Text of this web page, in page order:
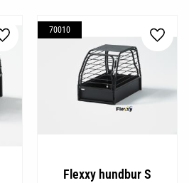
Lägg till i favoriter
Flexxy hundbur S
70010
Lägg